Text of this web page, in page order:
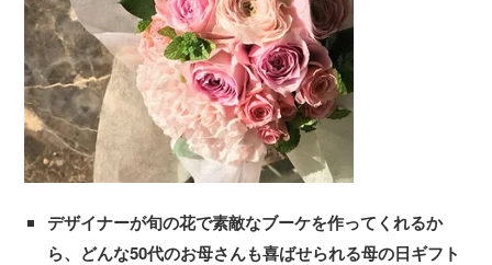
デザイナーが旬の花で素敵なブーケを作ってくれるか
ら、どんな50代のお母さんも喜ばせられる母の日ギフト